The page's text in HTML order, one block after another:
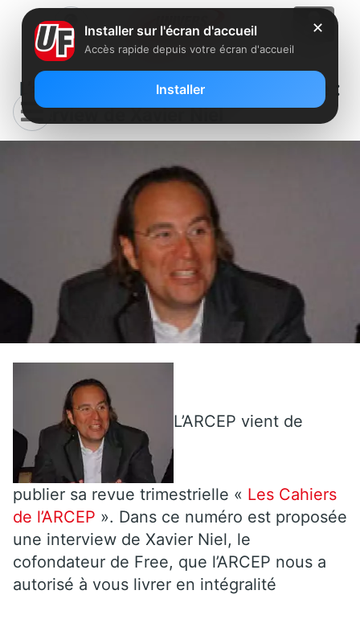
L’avenir des box, le mobile, l’iPhone :
Interview de Xavier Niel
L’ARCEP vient de
publier sa revue trimestrielle « Les Cahiers
de l’ARCEP ». Dans ce numéro est proposée
une interview de Xavier Niel, le
cofondateur de Free, que l’ARCEP nous a
autorisé à vous livrer en intégralité
✕
Installer sur l'écran d'accueil
Accès rapide depuis votre écran d'accueil
Installer